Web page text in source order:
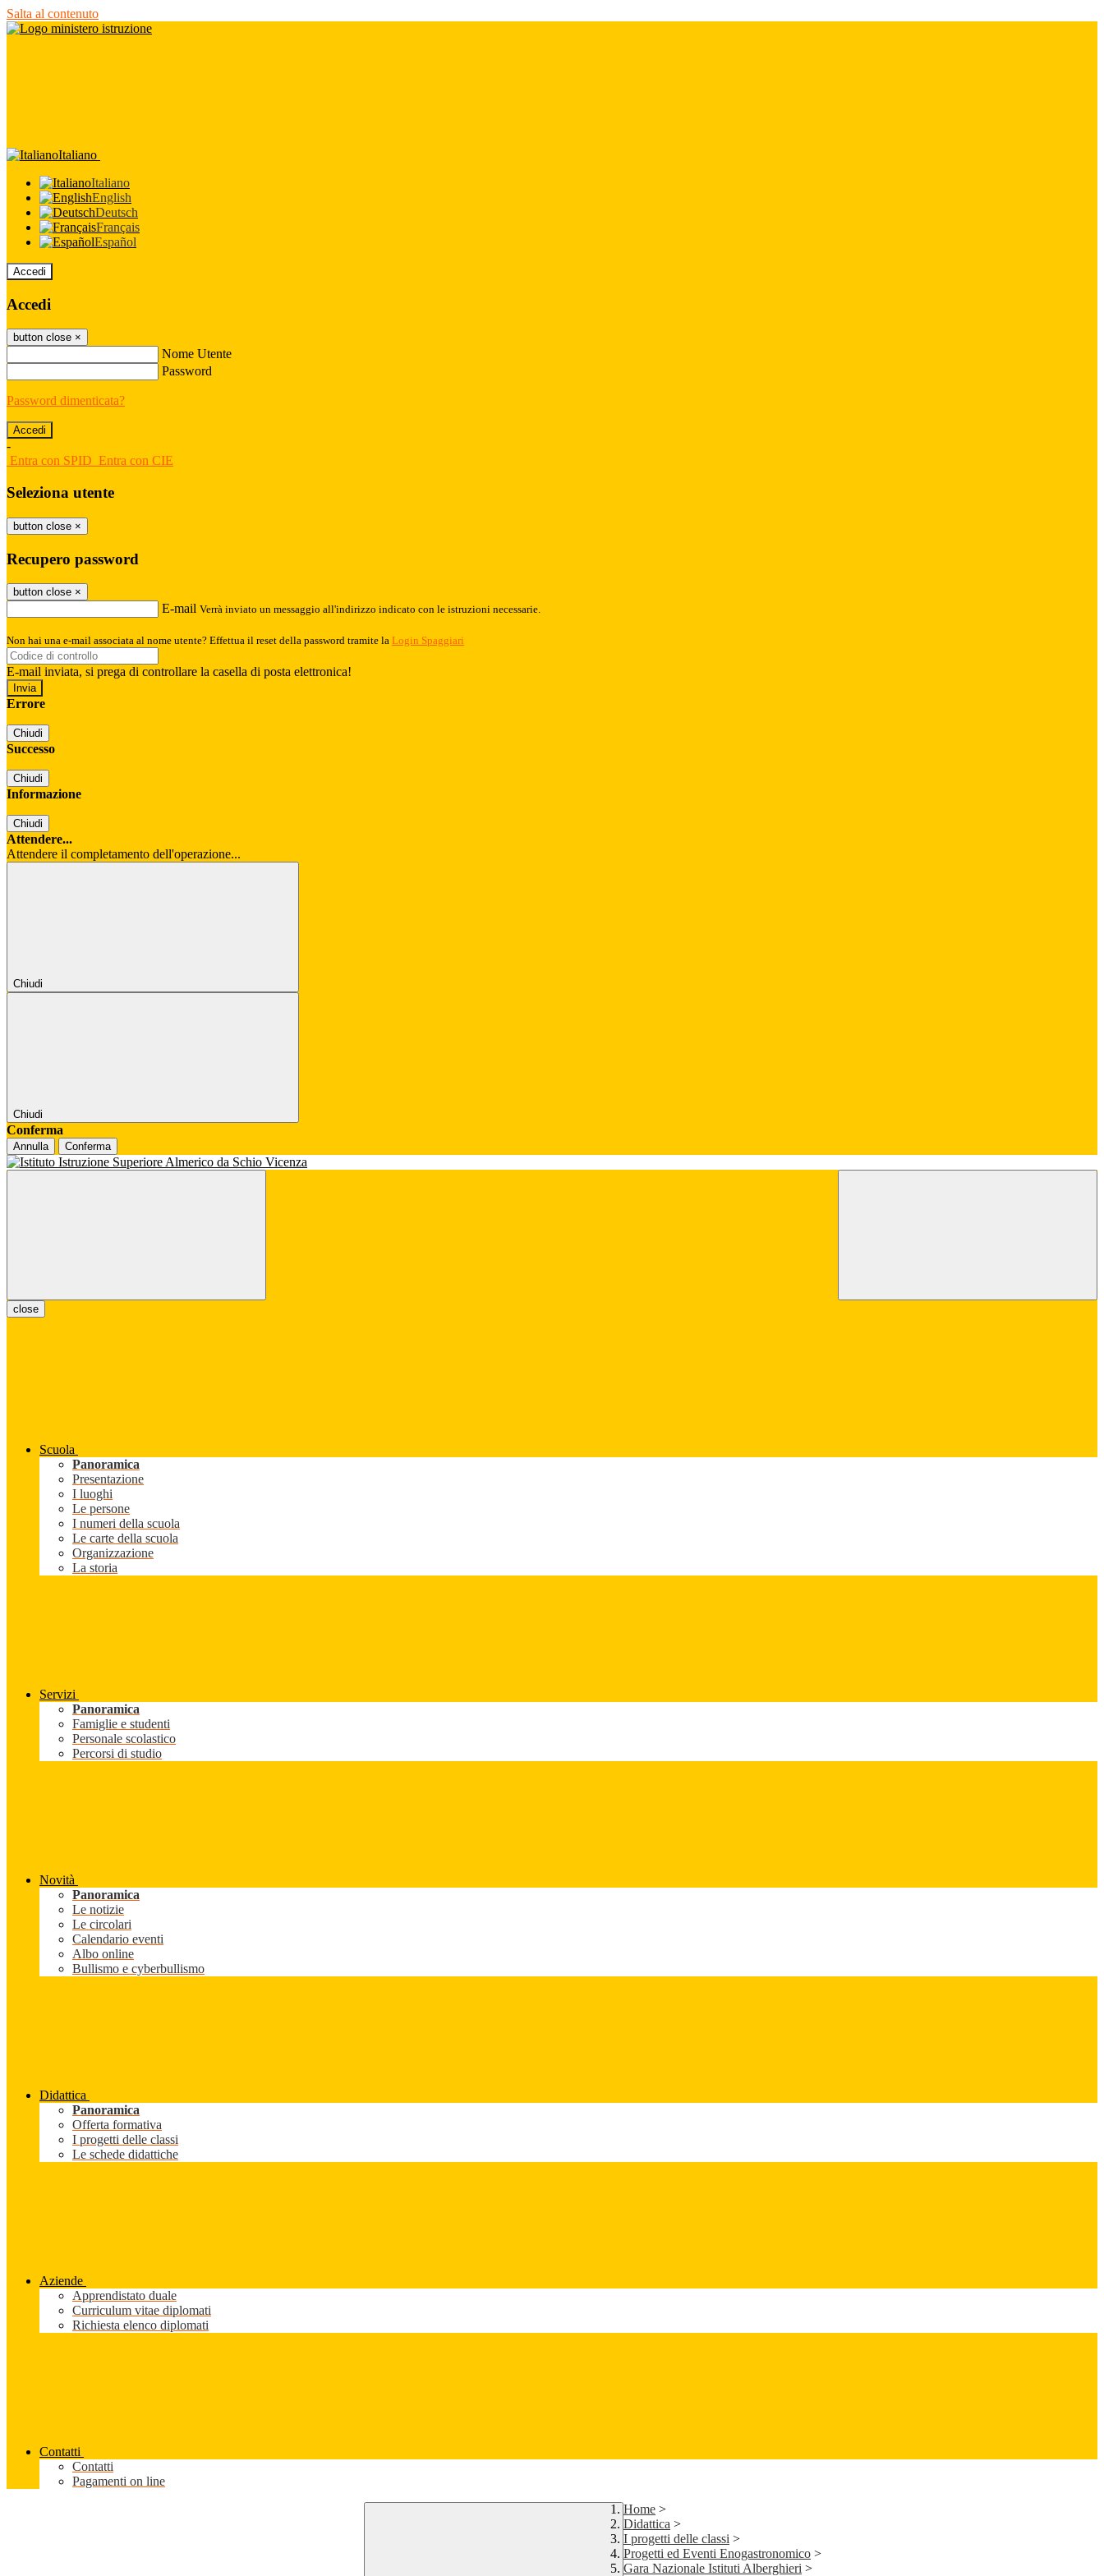
Salta al contenuto
Italiano
Italiano
English
Deutsch
Français
Español
Accedi
Accedi
button close ×
Nome Utente
Password
Password dimenticata?
-
Entra con SPID Entra con CIE
Seleziona utente
button close ×
Recupero password
button close ×
E-mail Verrà inviato un messaggio all'indirizzo indicato con le istruzioni necessarie.
Non hai una e-mail associata al nome utente? Effettua il reset della password tramite la Login Spaggiari
E-mail inviata, si prega di controllare la casella di posta elettronica!
Errore
Chiudi
Successo
Chiudi
Informazione
Chiudi
Attendere...
Attendere il completamento dell'operazione...
Chiudi
Chiudi
Conferma
Annulla Conferma
close
Scuola
Panoramica
Presentazione
I luoghi
Le persone
I numeri della scuola
Le carte della scuola
Organizzazione
La storia
Servizi
Panoramica
Famiglie e studenti
Personale scolastico
Percorsi di studio
Novità
Panoramica
Le notizie
Le circolari
Calendario eventi
Albo online
Bullismo e cyberbullismo
Didattica
Panoramica
Offerta formativa
I progetti delle classi
Le schede didattiche
Aziende
Apprendistato duale
Curriculum vitae diplomati
Richiesta elenco diplomati
Contatti
Contatti
Pagamenti on line
Home >
Didattica >
I progetti delle classi >
Progetti ed Eventi Enogastronomico >
Gara Nazionale Istituti Alberghieri >